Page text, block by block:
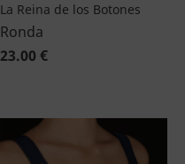
La Reina de los Botones
Ronda
23.00 €